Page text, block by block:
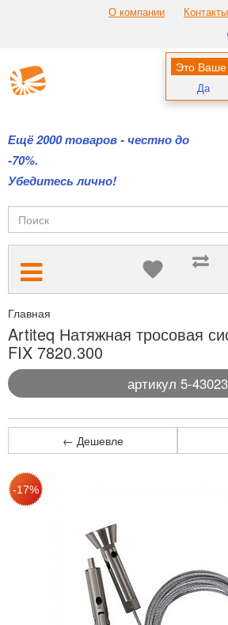
О компании Контакты
Это
Да
Ещё 2000 товаров - честно до
-70%.
Убедитесь лично!
Главная
Artiteq Натяжная тросовая
FIX 7820.300
артикул 5-43023
← Дешевле